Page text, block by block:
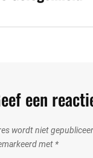
een
wordt niet
met *